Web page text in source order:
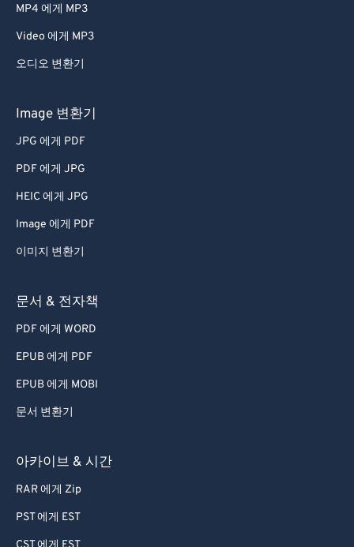
MP4 에게 MP3
Video 에게 MP3
오디오 변환기
Image 변환기
JPG 에게 PDF
PDF 에게 JPG
HEIC 에게 JPG
Image 에게 PDF
이미지 변환기
문서 & 전자책
PDF 에게 WORD
EPUB 에게 PDF
EPUB 에게 MOBI
문서 변환기
아카이브 & 시간
RAR 에게 Zip
PST 에게 EST